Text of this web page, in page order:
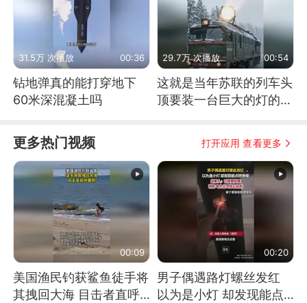
31.5万 次播放 00:36
钻地弹真的能打穿地下
60米深混凝土吗
29.7万 次播放 00:54
这就是当年苏联的列车头
顶要装一台巨大的灯的原
更多热门视频 打开应用 查看更多
00:09
美国渔民钓获鲨鱼徒手将
其拽回大海 目击者直呼
00:20
男子偶遇路灯螺丝发红
以为是小灯 却发现能点